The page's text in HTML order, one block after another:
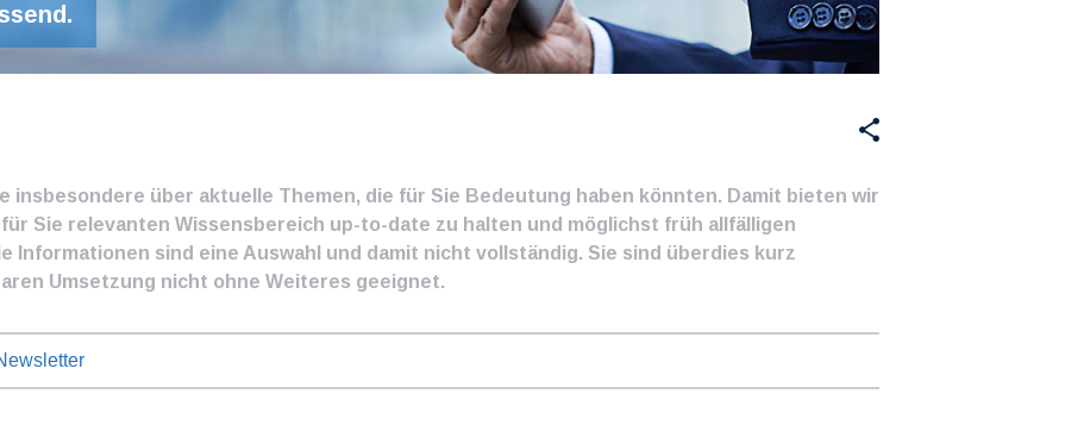
insbesondere über aktuelle Themen, die für Sie Bedeutung haben könnten. Damit bieten wir
für Sie relevanten Wissensbereich up-to-date zu halten und möglichst früh allfälligen
Informationen sind eine Auswahl und damit nicht vollständig. Sie sind überdies kurz
Umsetzung nicht ohne Weiteres geeignet.